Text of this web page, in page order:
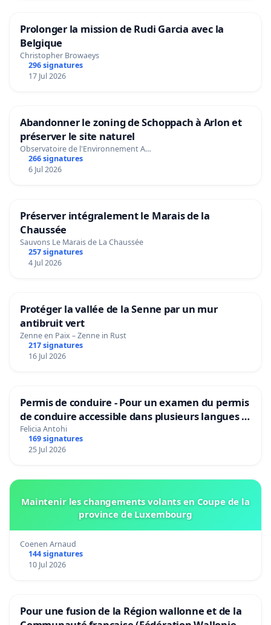
Prolonger la mission de Rudi Garcia avec la
Belgique
Christopher Browaeys
296 signatures
17 Jul 2026
Abandonner le zoning de Schoppach à Arlon et
préserver le site naturel
Observatoire de l'Environnement A…
266 signatures
6 Jul 2026
Préserver intégralement le Marais de la
Chaussée
Sauvons Le Marais de La Chaussée
257 signatures
4 Jul 2026
Protéger la vallée de la Senne par un mur
antibruit vert
Zenne en Paix – Zenne in Rust
217 signatures
16 Jul 2026
Permis de conduire - Pour un examen du permis
de conduire accessible dans plusieurs langues à
Bruxelles
Felicia Antohi
169 signatures
25 Jul 2026
Maintenir les changements volants en Coupe de la
province de Luxembourg
Coenen Arnaud
144 signatures
10 Jul 2026
Pour une fusion de la Région wallonne et de la